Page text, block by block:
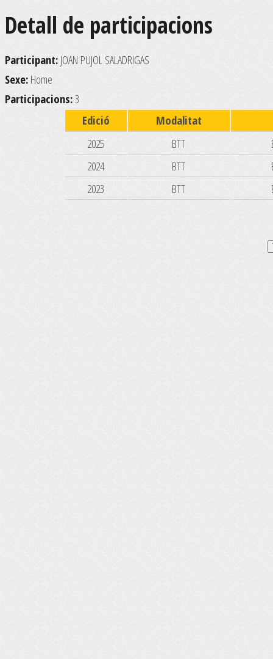
Detall de participacions
Participant: JOAN PUJOL SALADRIGAS
Sexe: Home
Participacions:3
Edició
Modalitat
2025
BTT
2024
BTT
2023
BTT